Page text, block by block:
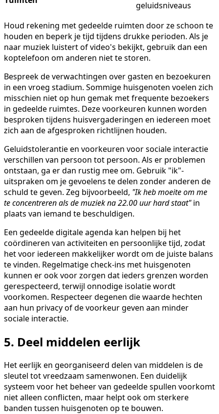
geluidsniveaus
Houd rekening met gedeelde ruimten door ze schoon te
houden en beperk je tijd tijdens drukke perioden. Als je
naar muziek luistert of video's bekijkt, gebruik dan een
koptelefoon om anderen niet te storen.
Bespreek de verwachtingen over gasten en bezoekuren
in een vroeg stadium. Sommige huisgenoten voelen zich
misschien niet op hun gemak met frequente bezoekers
in gedeelde ruimtes. Deze voorkeuren kunnen worden
besproken tijdens huisvergaderingen en iedereen moet
zich aan de afgesproken richtlijnen houden.
Geluidstolerantie en voorkeuren voor sociale interactie
verschillen van persoon tot persoon. Als er problemen
ontstaan, ga er dan rustig mee om. Gebruik "ik"-
uitspraken om je gevoelens te delen zonder anderen de
schuld te geven. Zeg bijvoorbeeld, "Ik heb moeite om me
te concentreren als de muziek na 22.00 uur hard staat"in
plaats van iemand te beschuldigen.
Een gedeelde digitale agenda kan helpen bij het
coördineren van activiteiten en persoonlijke tijd, zodat
het voor iedereen makkelijker wordt om de juiste balans
te vinden. Regelmatige check-ins met huisgenoten
kunnen er ook voor zorgen dat ieders grenzen worden
gerespecteerd, terwijl onnodige isolatie wordt
voorkomen. Respecteer degenen die waarde hechten
aan hun privacy of de voorkeur geven aan minder
sociale interactie.
5. Deel middelen eerlijk
Het eerlijk en georganiseerd delen van middelen is de
sleutel tot vreedzaam samenwonen. Een duidelijk
systeem voor het beheer van gedeelde spullen voorkomt
niet alleen conflicten, maar helpt ook om sterkere
banden tussen huisgenoten op te bouwen.